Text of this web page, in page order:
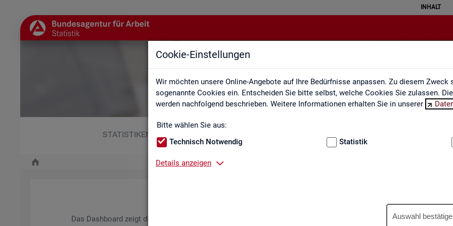
Cookie-Einstellungen
Wir möchten unsere Online-Angebote auf Ihre Bedürfnisse anpassen. Zu diesem Zweck
sogenannte Cookies ein. Entscheiden Sie bitte selbst, welche Cookies Sie zulassen.
werden nachfolgend beschrieben. Weitere Informationen erhalten Sie in unserer
Bitte wählen Sie aus:
Technisch Notwendig
Statistik
Details anzeigen
Auswahl
INHALT
Ausbildungsmarkt
STATISTIKEN
Das Da­sh­board zeigt die wich­tigs­ten Daten zum Aus­bil­dungs­markt in in­ter­ak­ti­ven Gra­fi­ken und Ta­bel­len. Für